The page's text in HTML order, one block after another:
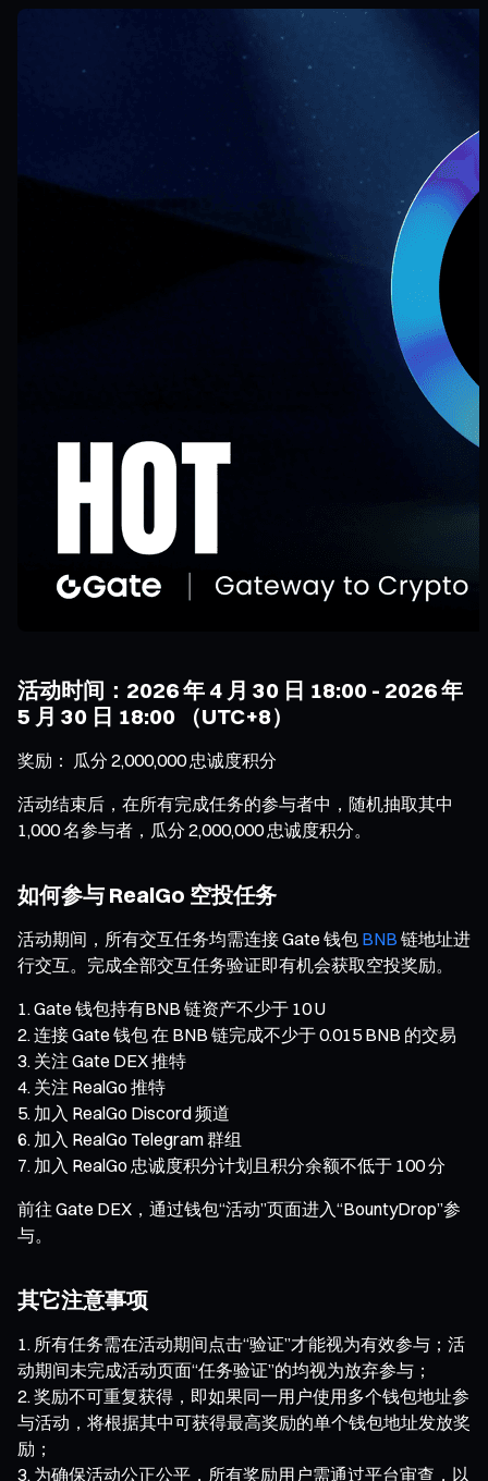
活动时间：2026 年 4 月 30 日 18:00 - 2026 年
5 月 30 日 18:00 （UTC+8）
奖励： 瓜分 2,000,000 忠诚度积分
活动结束后，在所有完成任务的参与者中，随机抽取其中
1,000 名参与者，瓜分 2,000,000 忠诚度积分。
如何参与 RealGo 空投任务
活动期间，所有交互任务均需连接 Gate 钱包 BNB 链地址进
行交互。完成全部交互任务验证即有机会获取空投奖励。
Gate 钱包持有BNB 链资产不少于 10 U
连接 Gate 钱包 在 BNB 链完成不少于 0.015 BNB 的交易
关注 Gate DEX 推特
关注 RealGo 推特
加入 RealGo Discord 频道
加入 RealGo Telegram 群组
加入 RealGo 忠诚度积分计划且积分余额不低于 100 分
前往 Gate DEX，通过钱包“活动”页面进入“BountyDrop”参
与。
其它注意事项
所有任务需在活动期间点击“验证”才能视为有效参与；活
动期间未完成活动页面“任务验证”的均视为放弃参与；
奖励不可重复获得，即如果同一用户使用多个钱包地址参
与活动，将根据其中可获得最高奖励的单个钱包地址发放奖
励；
为确保活动公正公平，所有奖励用户需通过平台审查，以